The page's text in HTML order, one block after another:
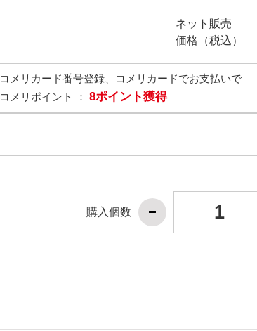
ネット販売
価格（税込）
コメリカード番号登録、コメリカードでお支払いで
コメリポイント ： 8ポイント獲得
購入個数